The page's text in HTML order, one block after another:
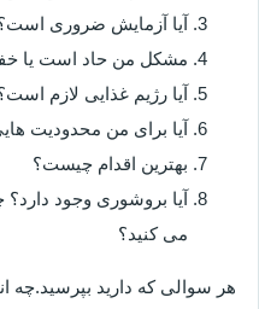
آیا آزمایش ضروری
مشکل من حاد است یا
آیا رژیم غذایی لازم
آیا برای من محدودیت
بهترین اقدام چیست؟
آیا بروشوری وجود
می کنید؟
هر سوالی که دارید بپرسید.چه